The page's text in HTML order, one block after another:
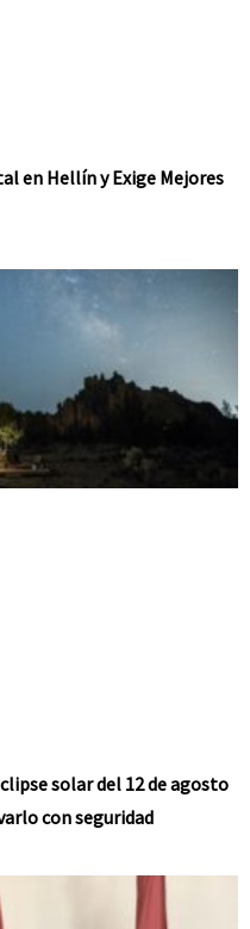
en Hellín y Exige Mejores
solar del 12 de agosto
con seguridad